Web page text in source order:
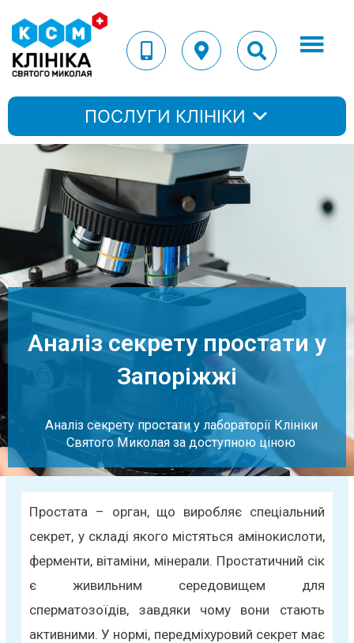
ПОСЛУГИ КЛІНІКИ
Аналіз секрету простати у
Запоріжжі
Аналіз секрету простати у лабораторії Клініки
Святого Миколая за доступною ціною
Простата – орган, що виробляє спеціальний
секрет, у складі якого містяться амінокислоти,
ферменти, вітаміни, мінерали. Простатичний сік
є живильним середовищем для
сперматозоїдів, завдяки чому вони стають
активними. У нормі, передміхуровий секрет має